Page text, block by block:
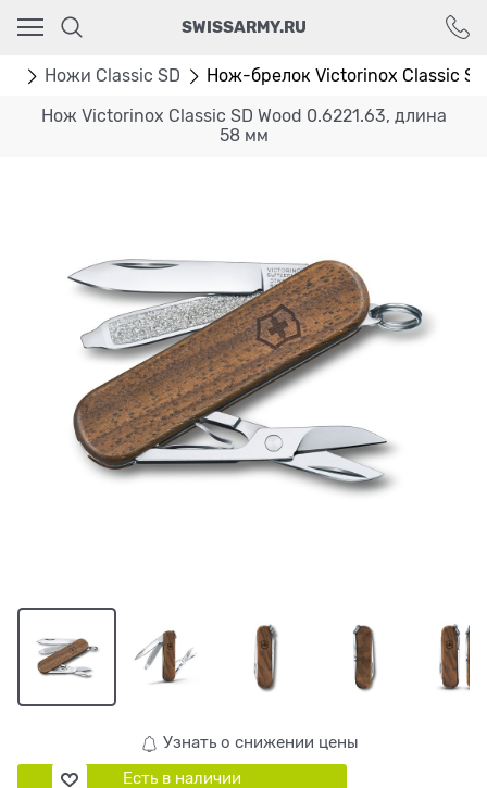
SWISSARMY.RU
Ножи Classic SD Нож-брелок Victorinox Classic
Нож Victorinox Classic SD Wood 0.6221.63, длина
58 мм
Узнать о снижении цены
Есть в наличии
Ваш город - Москва,
угадали?
ДА НЕТ